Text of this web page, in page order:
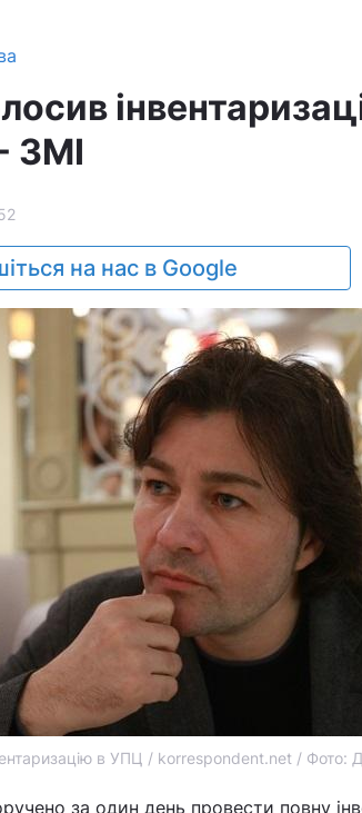
ЗМІ
на нас в Google
в УПЦ / korrespondent.net / Фото:
за один день провести повну